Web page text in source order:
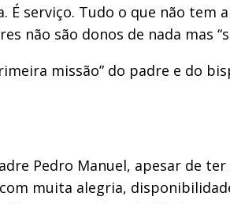
É serviço. Tudo o que não
não são donos de nada mas
missão” do padre e do
Pedro Manuel, apesar de
muita alegria,